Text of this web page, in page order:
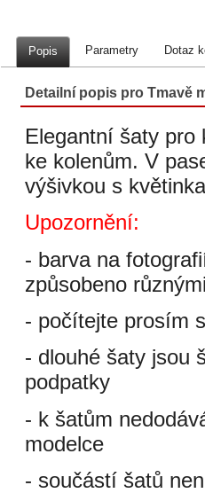
Popis Parametry Dotaz
Detailní popis pro Tmavě
Elegantní šaty pro
ke kolenům. V
výšivkou s
Upozornění:
- barva na
způsobeno
- počítejte prosím
- dlouhé šaty jsou
podpatky
- k šatům
modelce
- součástí šatů